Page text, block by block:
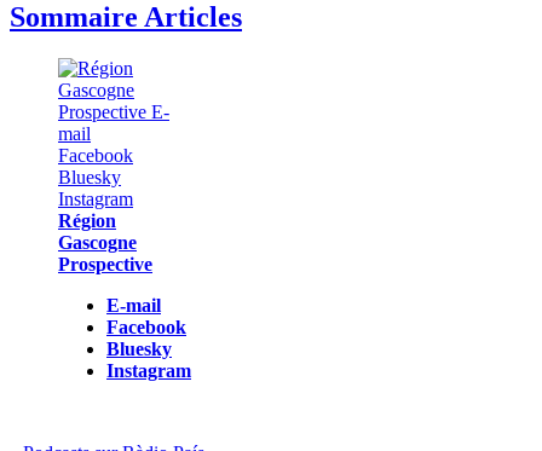
Sommaire Articles
Région
Gascogne
Prospective
E-mail
Facebook
Bluesky
Instagram